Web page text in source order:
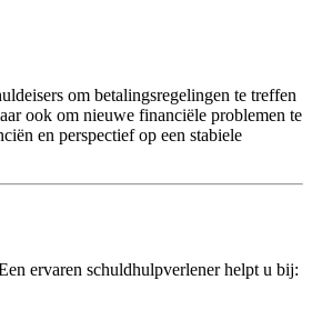
om betalingsregelingen te treffen
ook om nieuwe financiële problemen te
en perspectief op een stabiele
ervaren schuldhulpverlener helpt u bij: